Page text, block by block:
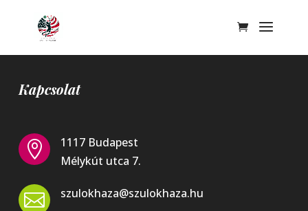
Kapcsolat

1117 Budapest
Mélykút utca 7.
 szulokhaza@szulokhaza.hu